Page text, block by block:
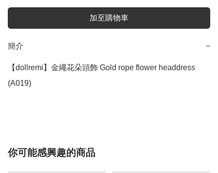
加至購物車
簡介 −
【dollremi】金繩花朵頭飾 Gold rope flower headdress
(A019)
你可能感興趣的商品